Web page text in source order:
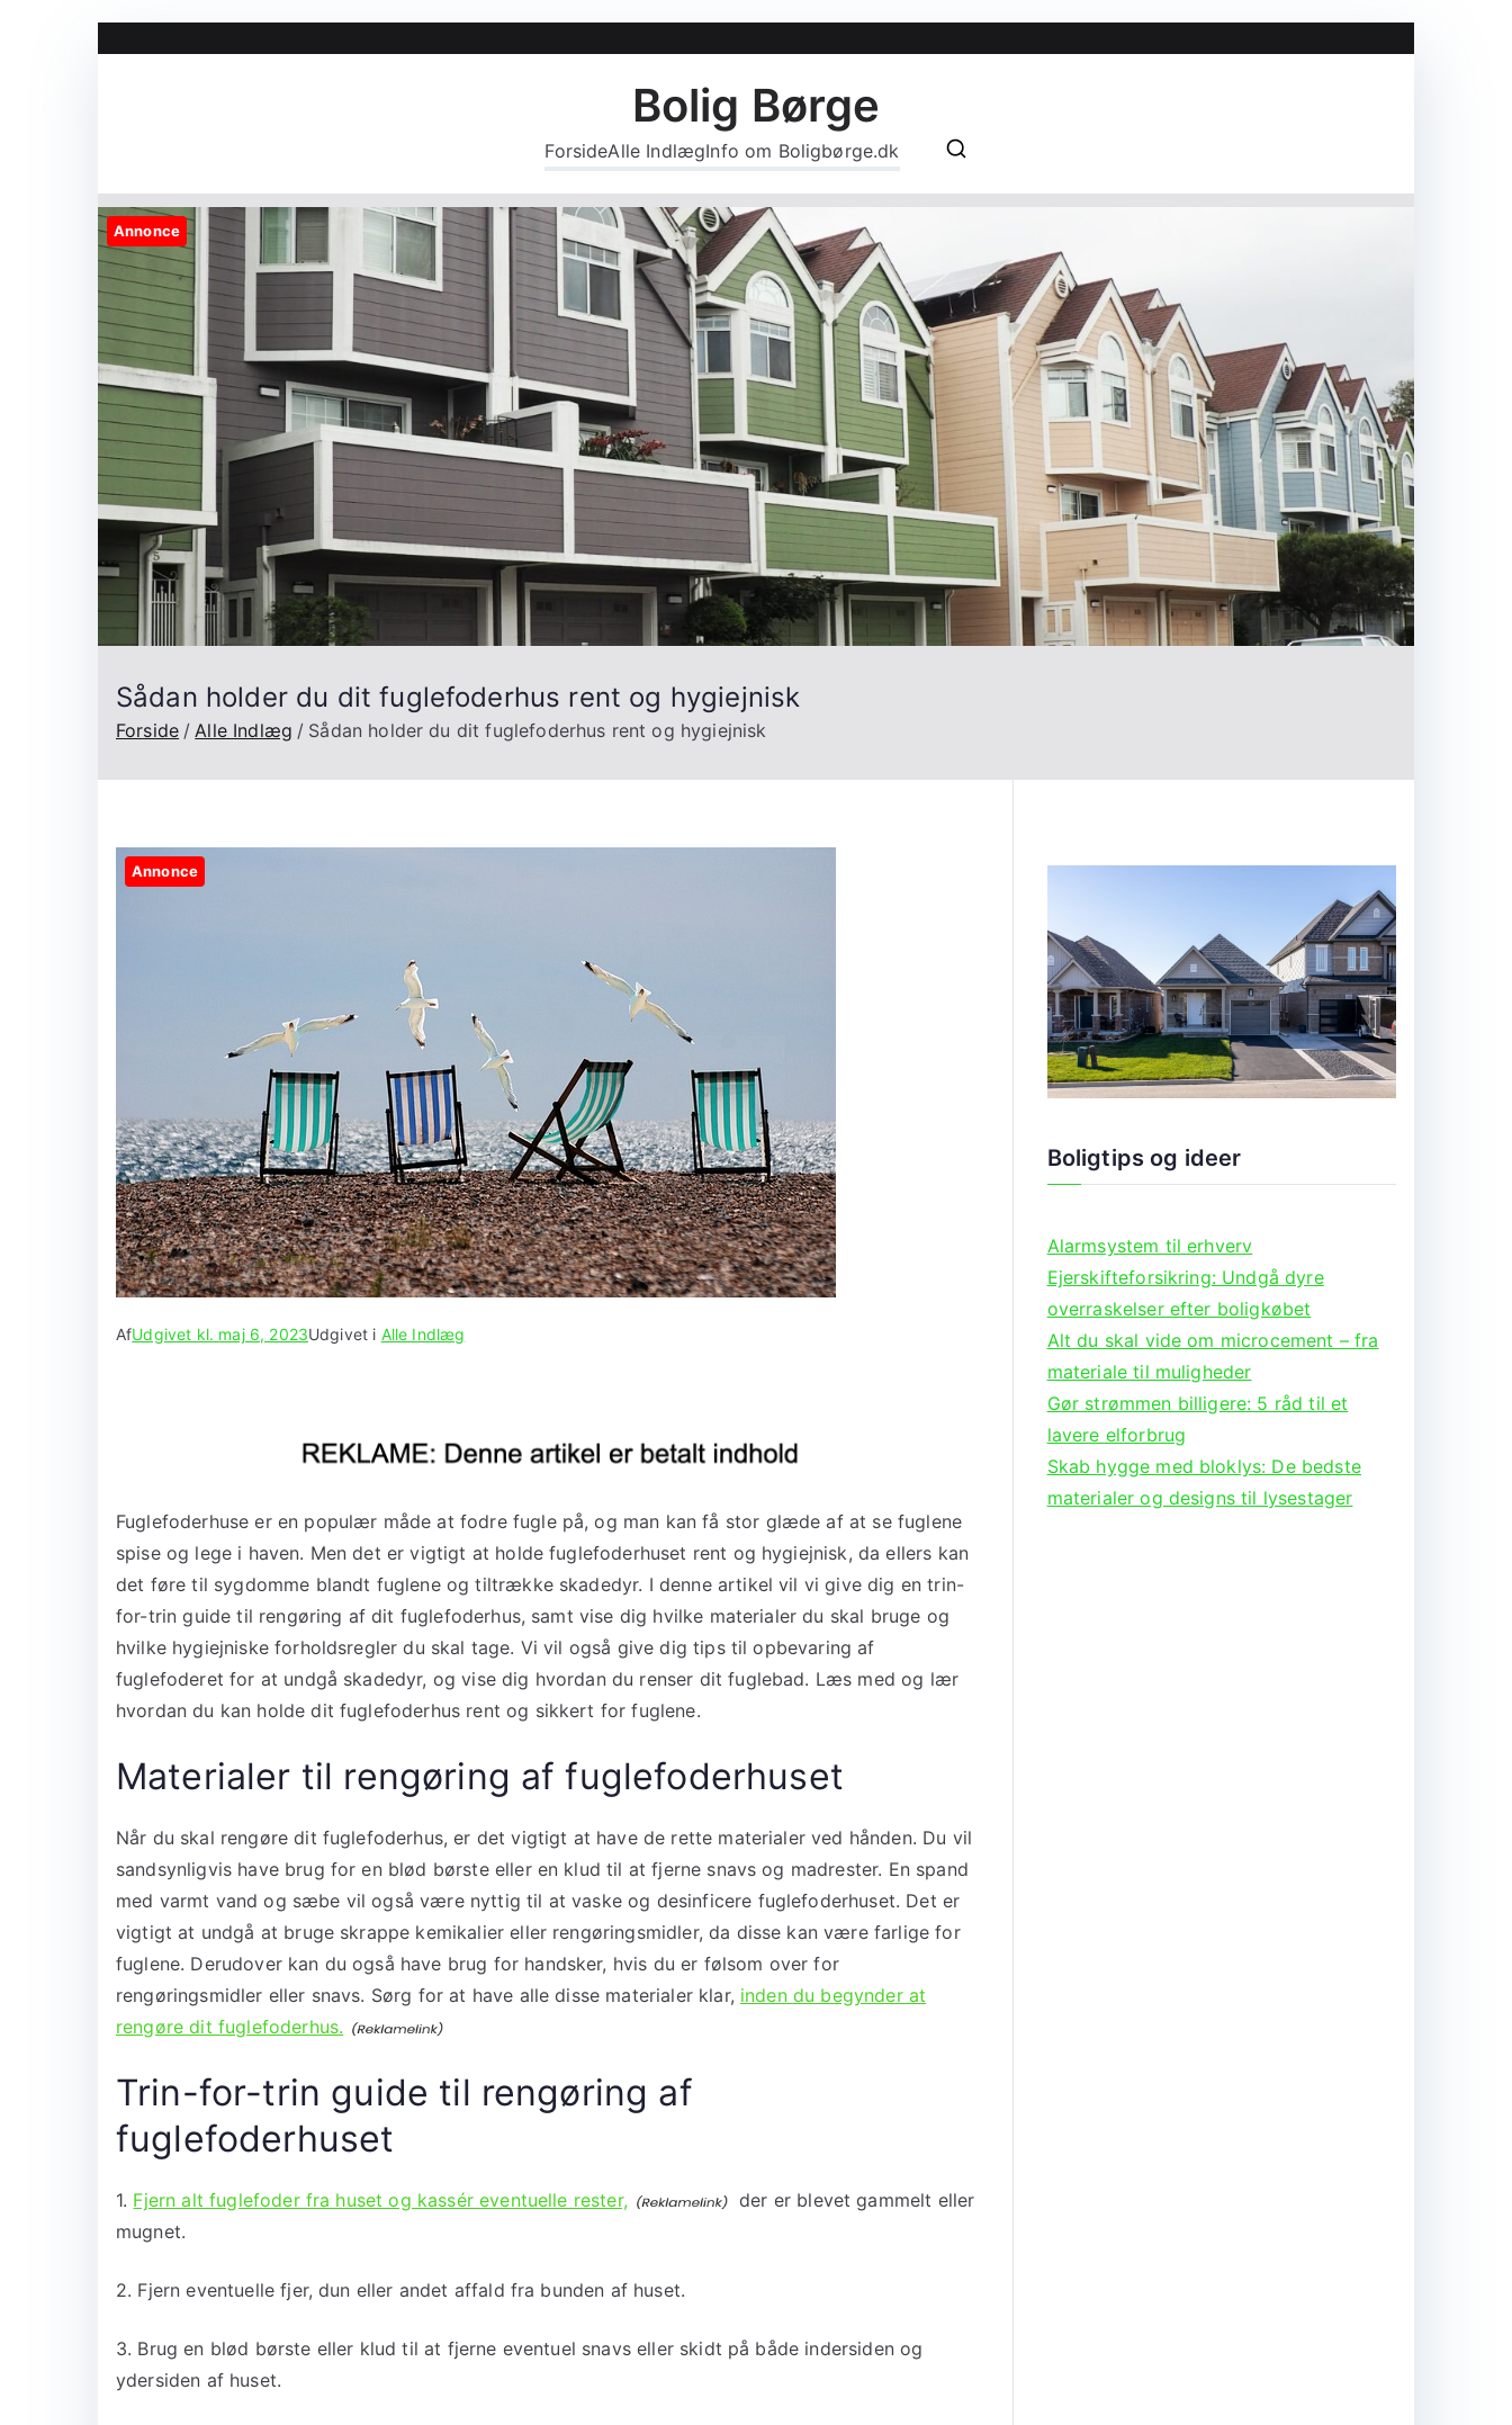
Bolig Børge
ForsideAlle IndlægInfo om Boligbørge.dk
Annonce
Sådan holder du dit fuglefoderhus rent og hygiejnisk
Forside Alle Indlæg Sådan holder du dit fuglefoderhus rent og hygiejnisk
Annonce
AfUdgivet kl. maj 6, 2023Udgivet i Alle Indlæg
Fuglefoderhuse er en populær måde at fodre fugle på, og man kan få stor glæde af at se fuglene
spise og lege i haven. Men det er vigtigt at holde fuglefoderhuset rent og hygiejnisk, da ellers kan
det føre til sygdomme blandt fuglene og tiltrække skadedyr. I denne artikel vil vi give dig en trin-
for-trin guide til rengøring af dit fuglefoderhus, samt vise dig hvilke materialer du skal bruge og
hvilke hygiejniske forholdsregler du skal tage. Vi vil også give dig tips til opbevaring af
fuglefoderet for at undgå skadedyr, og vise dig hvordan du renser dit fuglebad. Læs med og lær
hvordan du kan holde dit fuglefoderhus rent og sikkert for fuglene.
Materialer til rengøring af fuglefoderhuset
Når du skal rengøre dit fuglefoderhus, er det vigtigt at have de rette materialer ved hånden. Du vil
sandsynligvis have brug for en blød børste eller en klud til at fjerne snavs og madrester. En spand
med varmt vand og sæbe vil også være nyttig til at vaske og desinficere fuglefoderhuset. Det er
vigtigt at undgå at bruge skrappe kemikalier eller rengøringsmidler, da disse kan være farlige for
fuglene. Derudover kan du også have brug for handsker, hvis du er følsom over for
rengøringsmidler eller snavs. Sørg for at have alle disse materialer klar, inden du begynder at
rengøre dit fuglefoderhus.
Trin-for-trin guide til rengøring af
fuglefoderhuset
1. Fjern alt fuglefoder fra huset og kassér eventuelle rester,
der er blevet gammelt eller
mugnet.
2. Fjern eventuelle fjer, dun eller andet affald fra bunden af huset.
3. Brug en blød børste eller klud til at fjerne eventuel snavs eller skidt på både indersiden og
ydersiden af huset.
Boligtips og ideer
Alarmsystem til erhverv
Ejerskifteforsikring: Undgå dyre
overraskelser efter boligkøbet
Alt du skal vide om microcement – fra
materiale til muligheder
Gør strømmen billigere: 5 råd til et
lavere elforbrug
Skab hygge med bloklys: De bedste
materialer og designs til lysestager